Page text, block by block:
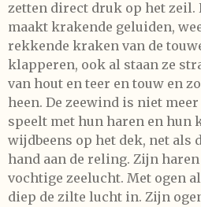
zetten direct druk op het zeil.
maakt krakende geluiden,
rekkende kraken van de
klapperen, ook al staan ze
van hout en teer en touw en
heen. De zeewind is niet
speelt met hun haren en hun
wijdbeens op het dek, net als
hand aan de reling. Zijn
vochtige zeelucht. Met ogen
diep de zilte lucht in. Zijn